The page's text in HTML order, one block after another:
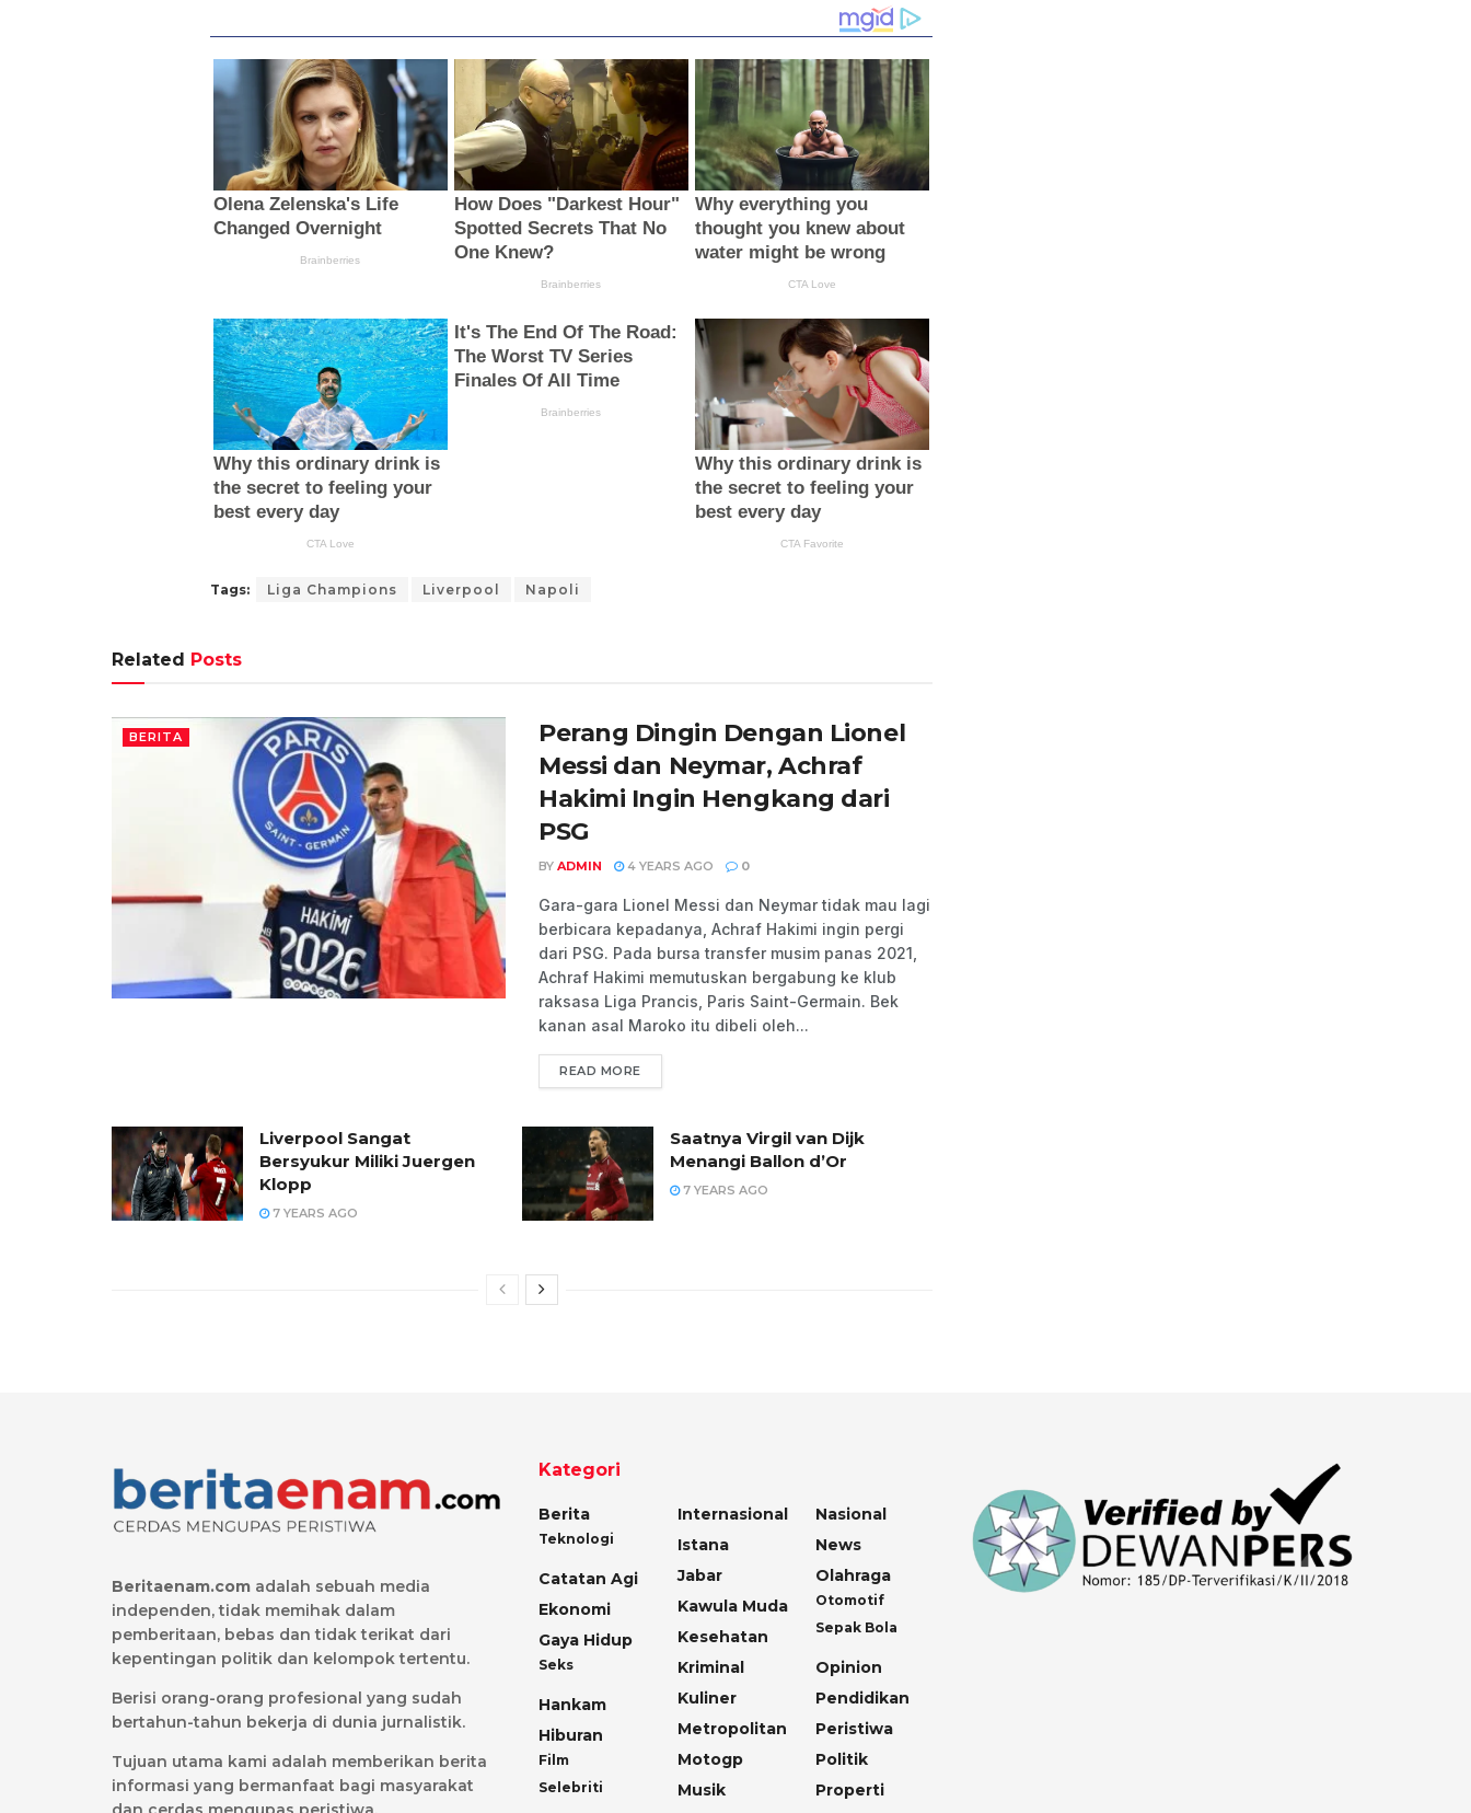
Tags: Liga Champions Liverpool Napoli
Related Posts
BERITA
Perang Dingin Dengan Lionel
Messi dan Neymar, Achraf
Hakimi Ingin Hengkang dari
PSG
BY ADMIN 4 YEARS AGO 0
Gara-gara Lionel Messi dan Neymar tidak mau lagi
berbicara kepadanya, Achraf Hakimi ingin pergi
dari PSG. Pada bursa transfer musim panas 2021,
Achraf Hakimi memutuskan bergabung ke klub
raksasa Liga Prancis, Paris Saint-Germain. Bek
kanan asal Maroko itu dibeli oleh...
READ MORE
Liverpool Sangat
Bersyukur Miliki Juergen
Klopp
7 YEARS AGO
Saatnya Virgil van Dijk
Menangi Ballon d’Or
7 YEARS AGO
Beritaenam.com adalah sebuah media
independen, tidak memihak dalam
pemberitaan, bebas dan tidak terikat dari
kepentingan politik dan kelompok tertentu.
Berisi orang-orang profesional yang sudah
bertahun-tahun bekerja di dunia jurnalistik.
Tujuan utama kami adalah memberikan berita
informasi yang bermanfaat bagi masyarakat
Kategori
Berita
Teknologi
Catatan Agi
Ekonomi
Gaya Hidup
Seks
Hankam
Hiburan
Film
Selebriti
Internasional
Istana
Jabar
Kawula Muda
Kesehatan
Kriminal
Kuliner
Metropolitan
Motogp
Musik
Nasional
News
Olahraga
Otomotif
Sepak Bola
Opinion
Pendidikan
Peristiwa
Politik
Properti